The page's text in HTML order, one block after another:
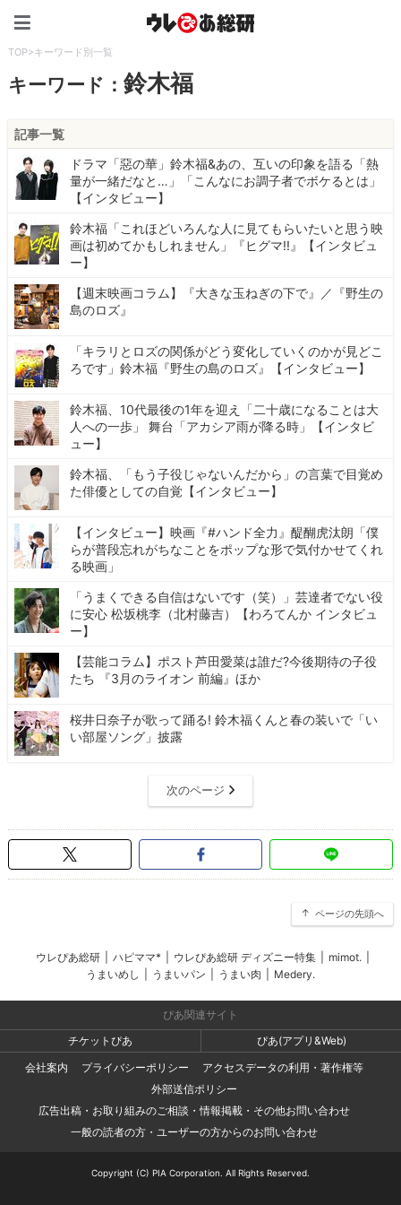
TOP>キーワード別一覧
キーワード：鈴木福
記事一覧
ドラマ「惡の華」鈴木福&あの、互いの印象を語る「熱
量が一緒だなと…」「こんなにお調子者でボケるとは」
【インタビュー】
鈴木福「これほどいろんな人に見てもらいたいと思う映
画は初めてかもしれません」『ヒグマ!!』【インタビュ
ー】
【週末映画コラム】『大きな玉ねぎの下で』／『野生の
島のロズ』
「キラリとロズの関係がどう変化していくのかが見どこ
ろです」鈴木福『野生の島のロズ』【インタビュー】
鈴木福、10代最後の1年を迎え「二十歳になることは大
人への一歩」 舞台「アカシア雨が降る時」【インタビ
ュー】
鈴木福、「もう子役じゃないんだから」の言葉で目覚め
た俳優としての自覚【インタビュー】
【インタビュー】映画『#ハンド全力』醍醐虎汰朗「僕
らが普段忘れがちなことをポップな形で気付かせてくれ
る映画」
「うまくできる自信はないです（笑）」芸達者でない役
に安心 松坂桃李（北村藤吉）【わろてんか インタビュ
ー】
【芸能コラム】ポスト芦田愛菜は誰だ?今後期待の子役
たち 『3月のライオン 前編』ほか
桜井日奈子が歌って踊る! 鈴木福くんと春の装いで「い
い部屋ソング」披露
次のページ
ページの先頭へ
ウレぴあ総研 ハピママ* ウレぴあ総研 ディズニー特集 mimot.
うまいめし
うまいパン うまい肉 Medery.
ぴあ関連サイト
チケットぴあ
ぴあ(アプリ&Web)
会社案内
プライバシーポリシー
アクセスデータの利用・著作権等
外部送信ポリシー
広告出稿・お取り組みのご相談・情報掲載・その他お問い合わせ
一般の読者の方・ユーザーの方からのお問い合わせ
Copyright (C) PIA Corporation. All Rights Reserved.